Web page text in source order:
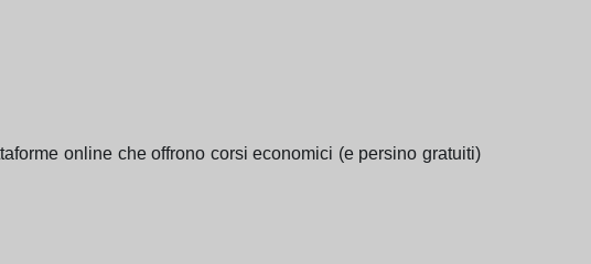
online che offrono corsi economici (e persino gratuiti)